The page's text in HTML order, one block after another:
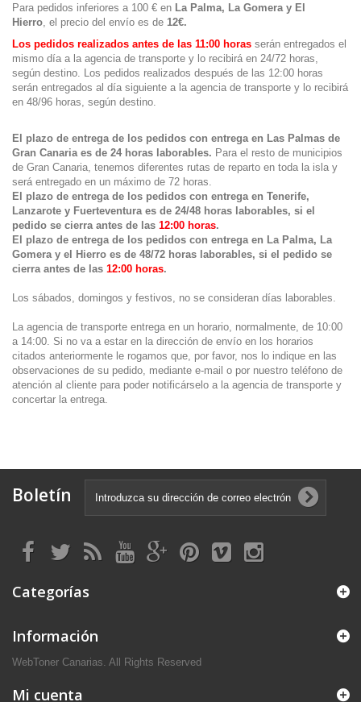
Para pedidos inferiores a 100 € en La Palma, La Gomera y El
Hierro , el precio del envío es de 12€.
Los pedidos realizados antes de las 11:00 horas serán entregados el
mismo día a la agencia de transporte y lo recibirá en 24/72 horas,
según destino. Los pedidos realizados después de las 12:00 horas
serán entregados al día siguiente a la agencia de transporte y lo recibirá
en 48/96 horas, según destino.
El plazo de entrega de los pedidos con entrega en Las Palmas de
Gran Canaria es de 24 horas laborables. Para el resto de municipios
de Gran Canaria, tenemos diferentes rutas de reparto en toda la isla y
será entregado en un máximo de 72 horas.
El plazo de entrega de los pedidos con entrega en Tenerife,
Lanzarote y Fuerteventura es de 24/48 horas laborables, si el
pedido se cierra antes de las 12:00 horas.
El plazo de entrega de los pedidos con entrega en La Palma, La
Gomera y el Hierro es de 48/72 horas laborables, si el pedido se
cierra antes de las 12:00 horas.
Los sábados, domingos y festivos, no se consideran días laborables.
La agencia de transporte entrega en un horario, normalmente, de 10:00
a 14:00. Si no va a estar en la dirección de envío en los horarios
citados anteriormente le rogamos que, por favor, nos lo indique en las
observaciones de su pedido, mediante e-mail o por nuestro teléfono de
atención al cliente para poder notificárselo a la agencia de transporte y
concertar la entrega.
Boletín
Categorías
Información
WebToner Canarias. All Rights Reserved
Mi cuenta